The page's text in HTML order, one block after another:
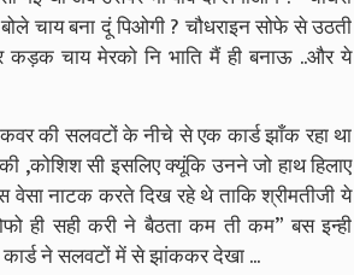
चाय बना दूं पिओगी ? चौधराइन सोफे से उठती
चाय मेरको नि भाति मैं ही बनाऊ ..और ये
की सलवटों के नीचे से एक कार्ड झाँक रहा था
,कोशिश सी इसलिए क्यूंकि उनने जो हाथ हिलाए
नाटक करते दिख रहे थे ताकि श्रीमतीजी ये
ही सही करी ने बैठता कम ती कम” बस इन्ही
ने सलवटों में से झांककर देखा ...